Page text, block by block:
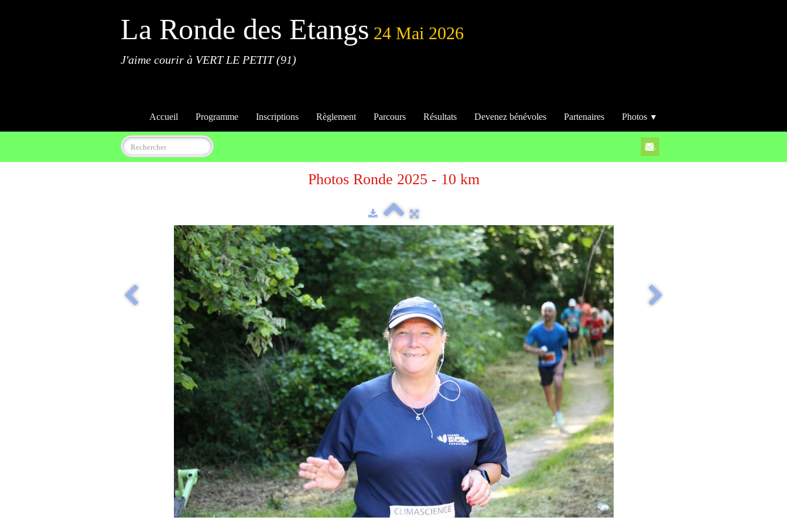
La Ronde des Etangs 24 Mai 2026
J'aime courir à VERT LE PETIT (91)
Accueil Programme Inscriptions Règlement Parcours Résultats Devenez bénévoles Partenaires Photos ▼
Photos Ronde 2025 - 10 km